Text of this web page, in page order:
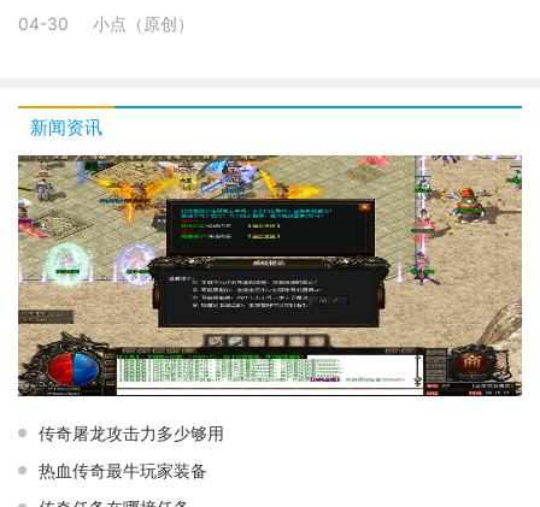
04-30
小点（原创）
新闻资讯
传奇屠龙攻击力多少够用
热血传奇最牛玩家装备